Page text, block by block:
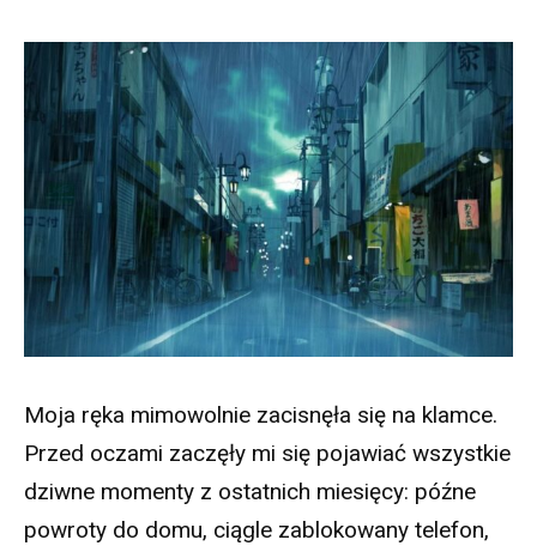
Moja ręka mimowolnie zacisnęła się na klamce.
Przed oczami zaczęły mi się pojawiać wszystkie
dziwne momenty z ostatnich miesięcy: późne
powroty do domu, ciągle zablokowany telefon,